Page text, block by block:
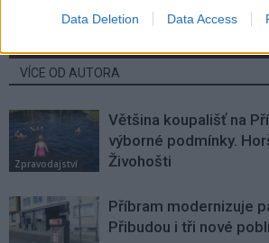
Data Deletion Data Access
VÍCE OD AUTORA
Zpravodajství
Většina koupališť na
výborné podmínky.
Živohošti
Příbram modernizuje
Přibudou i tři nové